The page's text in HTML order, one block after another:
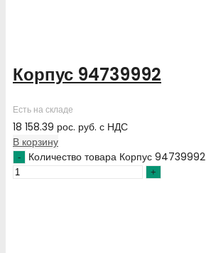
Корпус 94739992
Есть на складе
18 158.39 рос. руб. с НДС
В корзину
Количество товара Корпус 94739992